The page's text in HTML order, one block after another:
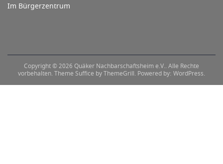
Im Bürgerzentrum
Copyright © 2026 Quäker Nachbarschaftsheim e.V.. Alle Rechte
vorbehalten. Theme Suffice by ThemeGrill. Powered by: WordPress.